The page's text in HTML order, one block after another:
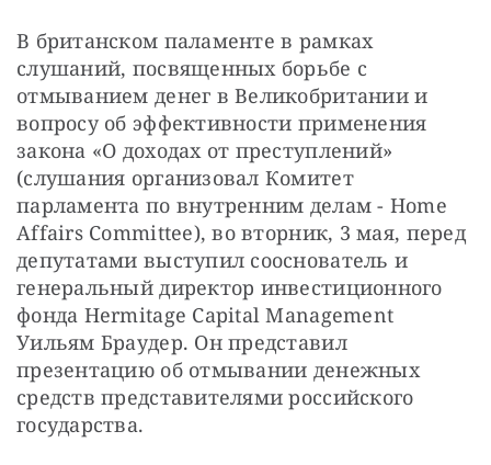
В британском паламенте в рамках
слушаний, посвященных борьбе с
отмыванием денег в Великобритании и
вопросу об эффективности применения
закона «О доходах от преступлений»
(слушания организовал Комитет
парламента по внутренним делам - Home
Affairs Committee), во вторник, 3 мая, перед
депутатами выступил сооснователь и
генеральный директор инвестиционного
фонда Hermitage Capital Management
Уильям Браудер. Он представил
презентацию об отмывании денежных
средств представителями российского
государства.
Если у вас есть вопросы, пишите donate@novayagazeta.ru
звоните:
+7 (929) 612-03-68